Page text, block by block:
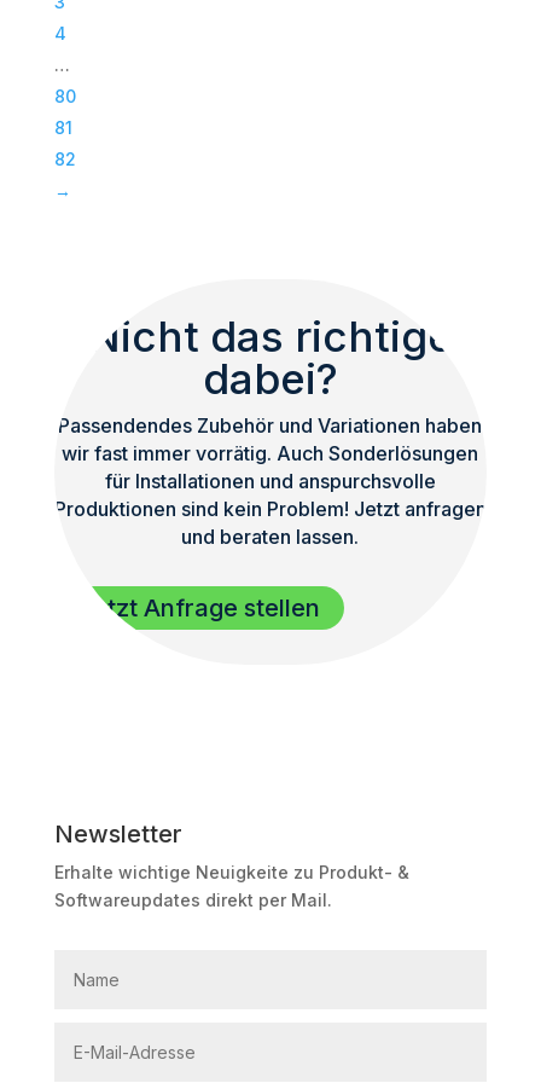
4
…
80
81
82
→
Nicht das richtige
dabei?
Passendendes Zubehör und Variationen haben
wir fast immer vorrätig. Auch Sonderlösungen
für Installationen und anspurchsvolle
Produktionen sind kein Problem! Jetzt anfragen
und beraten lassen.
Jetzt Anfrage stellen
Newsletter
Erhalte wichtige Neuigkeite zu Produkt- &
Softwareupdates direkt per Mail.